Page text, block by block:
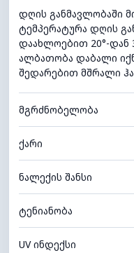
დღის განმავლობაში
ტემპერატურა დღის
დაახლოებით 20°-დან
ალბათობა დაბალი
შედარებით მშრალი
მგრძნობელობა
ქარი
ნალექის შანსი
ტენიანობა
UV ინდექსი